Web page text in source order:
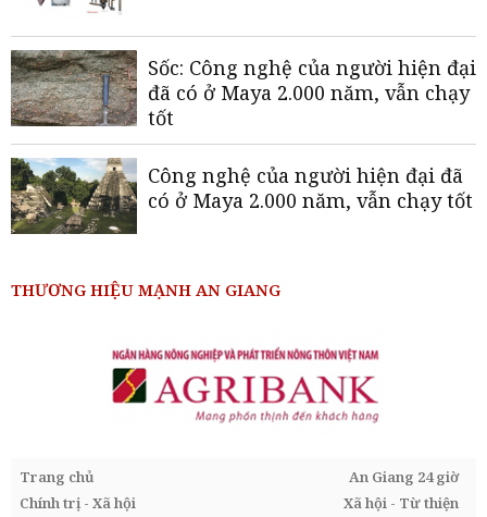
Sốc: Công nghệ của người hiện đại
đã có ở Maya 2.000 năm, vẫn chạy
tốt
Công nghệ của người hiện đại đã
có ở Maya 2.000 năm, vẫn chạy tốt
THƯƠNG HIỆU MẠNH AN GIANG
Trang chủ
An Giang 24 giờ
Chính trị - Xã hội
Xã hội - Từ thiện